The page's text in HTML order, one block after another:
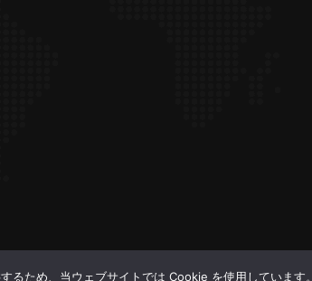
るため、当ウェブサイトでは Cookie を使用しています。